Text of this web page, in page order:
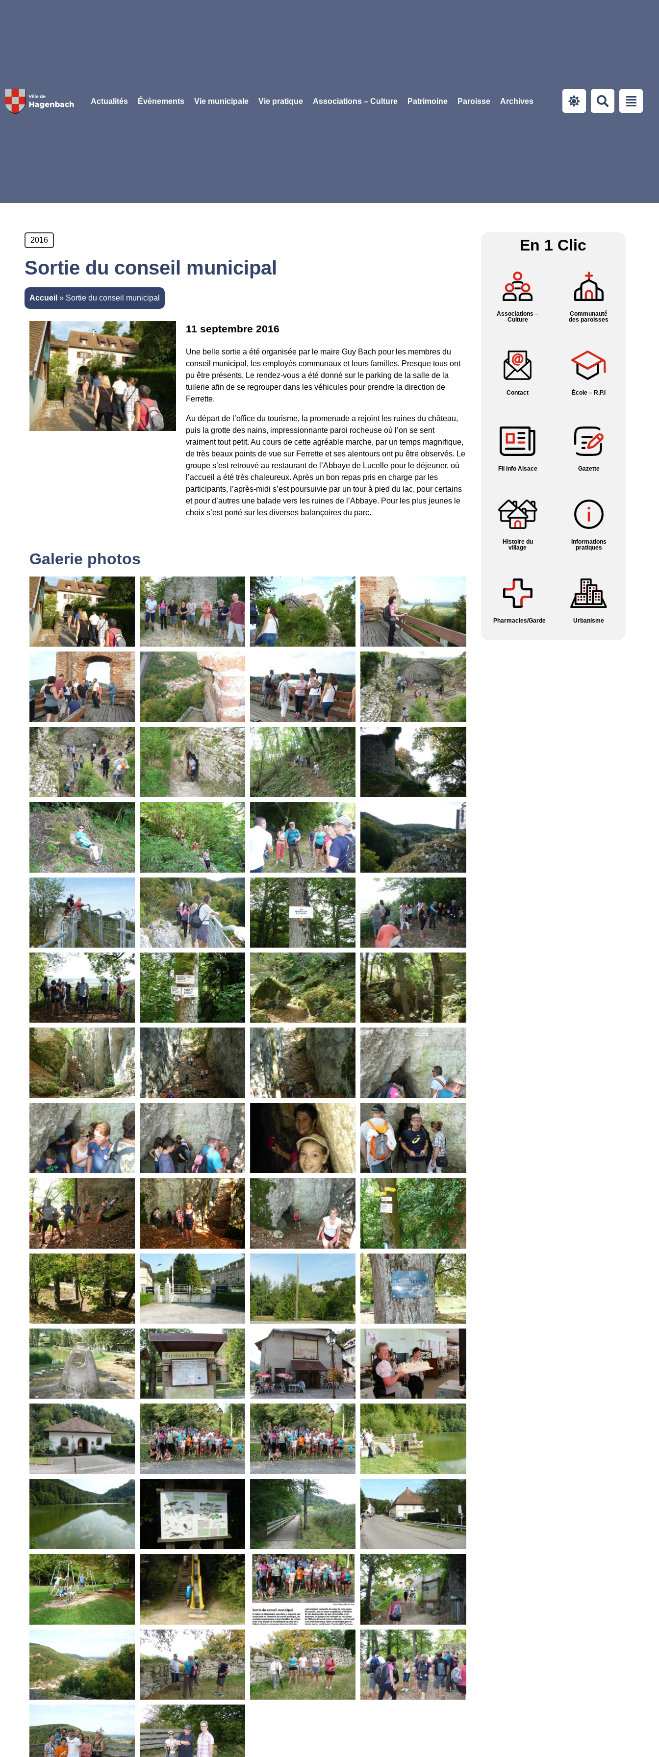
Actualités Évènements Vie municipale Vie pratique Associations – Culture Patrimoine Paroisse Archives
2016
Sortie du conseil municipal
Accueil » Sortie du conseil municipal
11 septembre 2016
Une belle sortie a été organisée par le maire Guy Bach pour les membres du
conseil municipal, les employés communaux et leurs familles. Presque tous ont
pu être présents. Le rendez-vous a été donné sur le parking de la salle de la
tuilerie afin de se regrouper dans les véhicules pour prendre la direction de
Ferrette.
Au départ de l’office du tourisme, la promenade a rejoint les ruines du château,
puis la grotte des nains, impressionnante paroi rocheuse où l’on se sent
vraiment tout petit. Au cours de cette agréable marche, par un temps magnifique,
de très beaux points de vue sur Ferrette et ses alentours ont pu être observés. Le
groupe s’est retrouvé au restaurant de l’Abbaye de Lucelle pour le déjeuner, où
l’accueil a été très chaleureux. Après un bon repas pris en charge par les
participants, l’après-midi s’est poursuivie par un tour à pied du lac, pour certains
et pour d’autres une balade vers les ruines de l’Abbaye. Pour les plus jeunes le
choix s’est porté sur les diverses balançoires du parc.
Galerie photos
En 1 Clic
Associations –
Culture
Communauté
des paroisses
Contact École – R.P.I
Fil info Alsace Gazette
Histoire du
village
Informations
pratiques
Pharmacies/Garde Urbanisme